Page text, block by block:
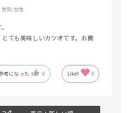
性別:女性
ても美味しいカツオです。お薦
考になった 0 Like! 0